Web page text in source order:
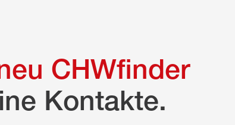
CHWfinder
Kontakte.